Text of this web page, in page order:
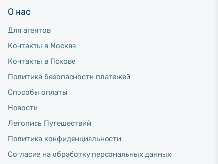
О нас
Для агентов
Контакты в Москве
Контакты в Пскове
Политика безопасности платежей
Способы оплаты
Новости
Летопись Путешествий
Политика конфиденциальности
Согласие на обработку персональных данных